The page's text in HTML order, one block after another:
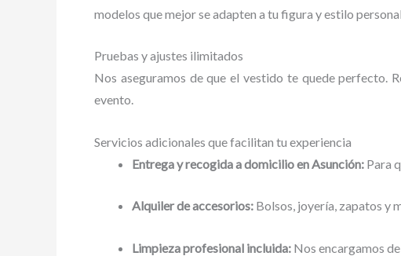
modelos que mejor se adapten a tu figura y estilo personal.
Pruebas y ajustes ilimitados
Nos aseguramos de que el vestido te quede perfecto.
evento.
Servicios adicionales que facilitan tu experiencia
Entrega y recogida a domicilio en Asunción: Para
Alquiler de accesorios: Bolsos, joyería, zapatos y
Limpieza profesional incluida: Nos encargamos